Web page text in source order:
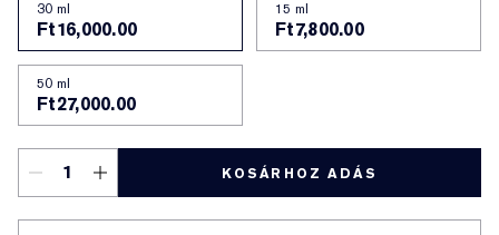
30 ml
Ft16,000.00
15 ml
Ft7,800.00
50 ml
Ft27,000.00
KOSÁRHOZ ADÁS